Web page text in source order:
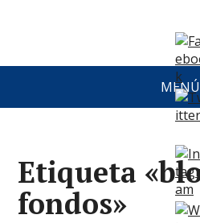
MENÚ
Etiqueta
fondos»